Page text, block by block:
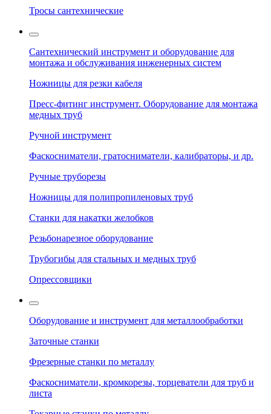
Тросы сантехнические
Сантехнический инструмент и оборудование для
монтажа и обслуживания инженерных систем
Ножницы для резки кабеля
Пресс-фитинг инструмент. Оборудование для монтажа
медных труб
Ручной инструмент
Фаскосниматели, гратосниматели, калибраторы, и др.
Ручные труборезы
Ножницы для полипропиленовых труб
Станки для накатки желобков
Резьбонарезное оборудование
Трубогибы для стальных и медных труб
Опрессовщики
Оборудование и инструмент для металлообработки
Заточные станки
Фрезерные станки по металлу
Фаскосниматели, кромкорезы, торцеватели для труб и
листа